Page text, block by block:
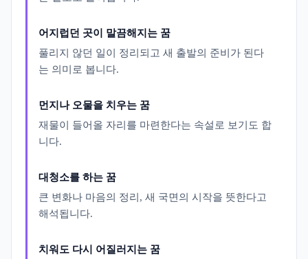
어지럽던 곳이 말끔해지는 꿈
풀리지 않던 일이 정리되고 새 출발의 준비가 된다
는 의미로 봅니다.
먼지나 오물을 치우는 꿈
재물이 들어올 자리를 마련한다는 속설로 보기도 합
니다.
대청소를 하는 꿈
큰 변화나 마음의 정리, 새 국면의 시작을 뜻한다고
해석됩니다.
치워도 다시 어질러지는 꿈